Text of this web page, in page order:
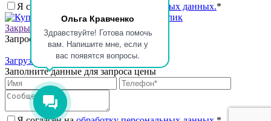
Ольга Кравченко
Здравствуйте! Готова помочь
вам. Напишите мне, если у
вас появятся вопросы.
Я согласен на обработку персональных данных.*
Купить в один клик
Закрыть окно
Запросить стоимость товара
Загрузка товара
Заполните данные для запроса цены